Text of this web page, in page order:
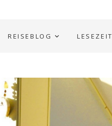
REISEBLOG LESEZEIT